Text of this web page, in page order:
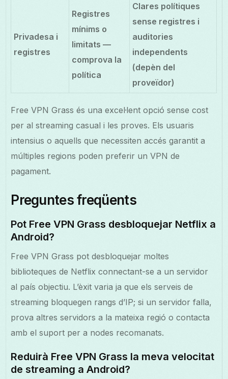
Privadesa i
registres
Registres
mínims o
limitats —
comprova la
política
Clares polítiques
sense registres i
auditories
independents
(depèn del
proveïdor)
Free VPN Grass és una excel·lent opció sense cost
per al streaming casual i les proves. Els usuaris
intensius o aquells que necessiten accés garantit a
múltiples regions poden preferir un VPN de
pagament.
Preguntes freqüents
Pot Free VPN Grass desbloquejar Netflix a
Android?
Free VPN Grass pot desbloquejar moltes
biblioteques de Netflix connectant-se a un servidor
al país objectiu. L’èxit varia ja que els serveis de
streaming bloquegen rangs d’IP; si un servidor falla,
prova altres servidors a la mateixa regió o contacta
amb el suport per a nodes recomanats.
Reduirà Free VPN Grass la meva velocitat
de streaming a Android?